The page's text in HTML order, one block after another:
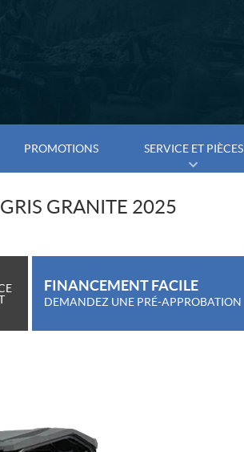
PROMOTIONS SERVICE ET PIÈCES
GRANITE 2025
FINANCEMENT FACILE
DEMANDEZ UNE PRÉ-APPROBATION